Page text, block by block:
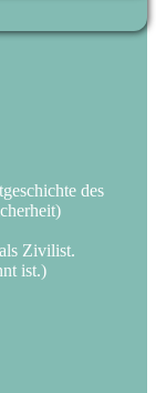
des
Zivilist.
ist.)